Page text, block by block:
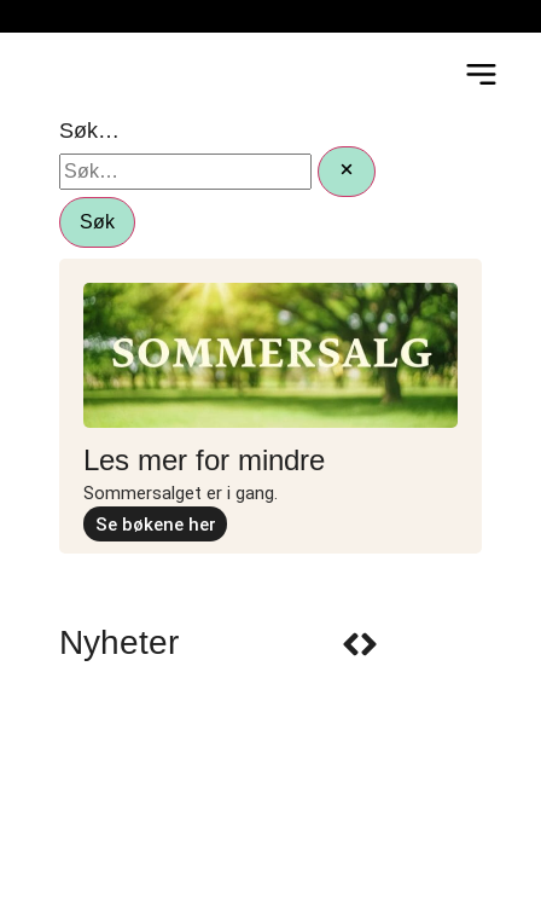
Søk…
Søk
Les mer for mindre
Sommersalget er i gang.
Se bøkene her
Nyheter